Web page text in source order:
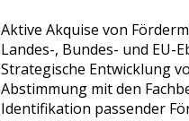
Aktive Akquise von
Landes-, Bundes- und EU-
Strategische Entwicklung
Abstimmung mit den
Identifikation passender